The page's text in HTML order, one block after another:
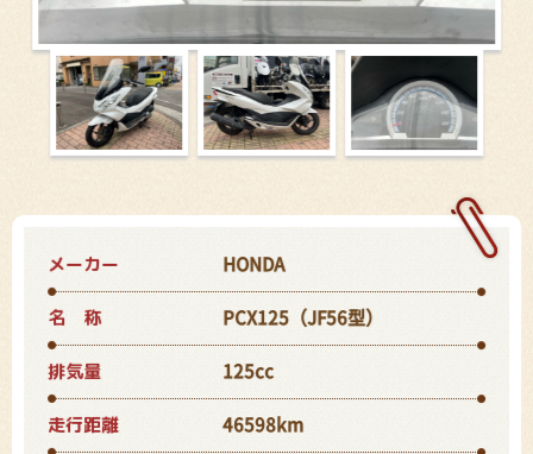
メーカー HONDA
名 称 PCX125（JF56型）
排気量 125cc
走行距離 46598km